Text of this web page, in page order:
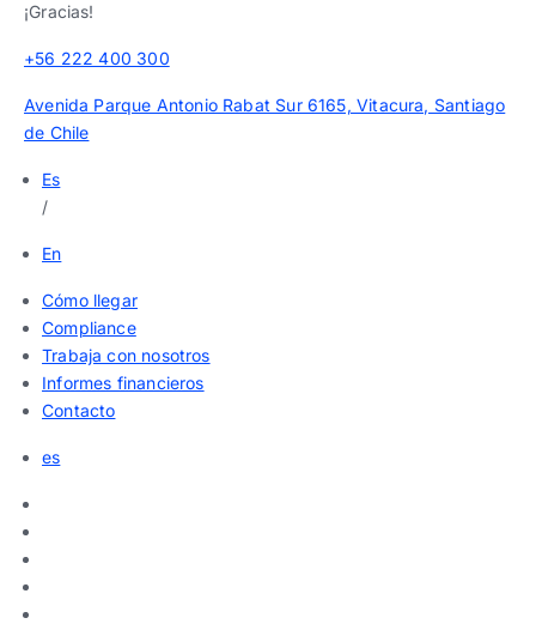
¡Gracias!
+56 222 400 300
Avenida Parque Antonio Rabat Sur 6165, Vitacura, Santiago
de Chile
Es
/
En
Cómo llegar
Compliance
Trabaja con nosotros
Informes financieros
Contacto
es